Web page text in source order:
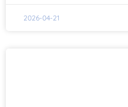
2026-04-21